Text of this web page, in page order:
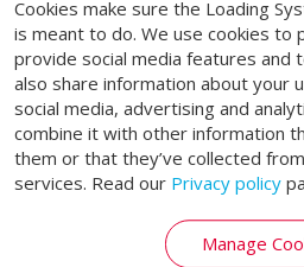
Cookies make sure the Loading
is meant to do. We use cookies to
provide social media features and
also share information about your
social media, advertising and
combine it with other information
them or that they’ve collected
services. Read our Privacy policy
Manage
SOCIAL MEDIA